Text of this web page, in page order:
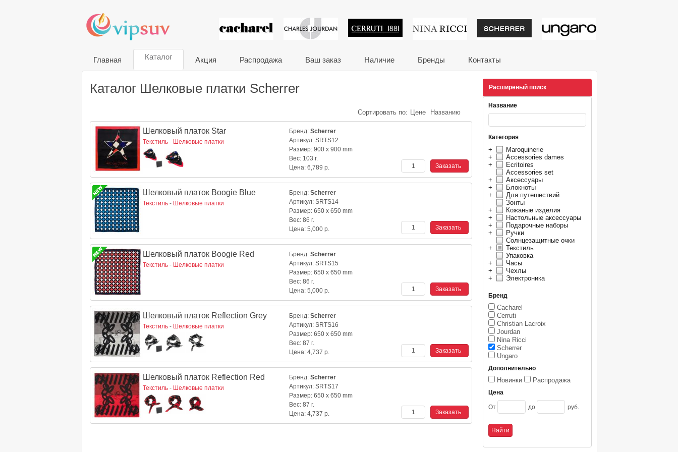
VIP сувениры и корпоративные подарки от
Главная Каталог Акция Распродажа Ваш заказ Наличие Бренды Контакты
Расширеный поиск
Название
Категория
+
Maroquinerie
+
Accessories dames
+
Ecritoires
Accessories set
+
Аксессуары
+
Блокноты
+
Для путешествий
Зонты
+
Кожаные изделия
+
Настольные аксессуары
+
Подарочные наборы
+
Ручки
Солнцезащитные очки
+
Текстиль
Упаковка
+
Часы
+
Чехлы
+
Электроника
Бренд
Cacharel
Cerruti
Christian Lacroix
Jourdan
Nina Ricci
Scherrer
Ungaro
Дополнительно
Новинки Распродажа
Цена
От до руб.
Каталог Шелковые платки Scherrer
Сортировать по: Цене Названию
Шелковый платок Star
Текстиль - Шелковые платки
Бренд: Scherrer
Артикул: SRTS12
Размер: 900 x 900 mm
Вес: 103 г.
Цена: 6,789 р.
Шелковый платок Boogie Blue
Текстиль - Шелковые платки
Бренд: Scherrer
Артикул: SRTS14
Размер: 650 x 650 mm
Вес: 86 г.
Цена: 5,000 р.
Шелковый платок Boogie Red
Текстиль - Шелковые платки
Бренд: Scherrer
Артикул: SRTS15
Размер: 650 x 650 mm
Вес: 86 г.
Цена: 5,000 р.
Шелковый платок Reflection Grey
Текстиль - Шелковые платки
Бренд: Scherrer
Артикул: SRTS16
Размер: 650 x 650 mm
Вес: 87 г.
Цена: 4,737 р.
Шелковый платок Reflection Red
Текстиль - Шелковые платки
Бренд: Scherrer
Артикул: SRTS17
Размер: 650 x 650 mm
Вес: 87 г.
Цена: 4,737 р.